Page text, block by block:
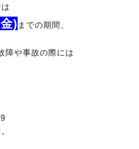
) までの期間、
障や事故の際には